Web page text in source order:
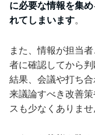
に必要な情報を集
れてしまいます。
また、情報が担当
者に確認してから
結果、会議や打ち
来議論すべき改善
スも少なくありませ